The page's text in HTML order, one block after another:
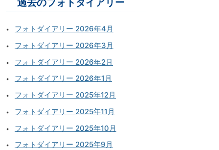
過去のフォトダイアリー
フォトダイアリー 2026年4月
フォトダイアリー 2026年3月
フォトダイアリー 2026年2月
フォトダイアリー 2026年1月
フォトダイアリー 2025年12月
フォトダイアリー 2025年11月
フォトダイアリー 2025年10月
フォトダイアリー 2025年9月